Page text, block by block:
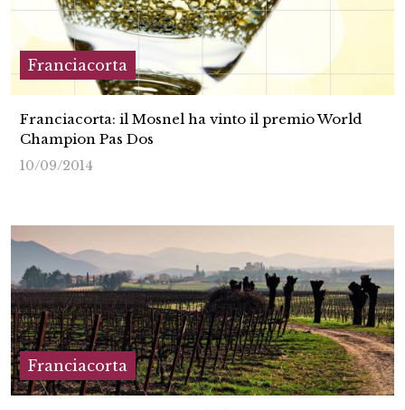
Franciacorta
Franciacorta: il Mosnel ha vinto il premio World
Champion Pas Dos
10/09/2014
Franciacorta